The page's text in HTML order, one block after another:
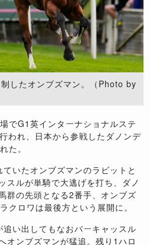
したオンブズマン。（Photo by
でG1英インターナショナルステ
われ、日本から参戦したダノンデ
た。
いたオンブズマンのラビットと
スルが単騎で大逃げを打ち、ダノ
群の先頭となる2番手、オンブズ
クロワは最後方という展開に。
い出してもなおバーキャッスル
オンブズマンが猛追。残り 1ハロ